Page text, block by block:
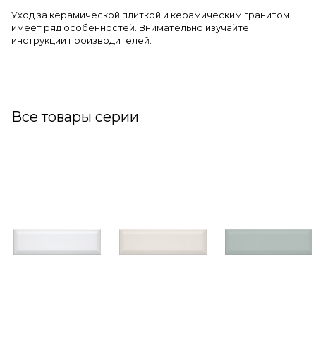
Уход за керамической плиткой и керамическим гранитом
имеет ряд особенностей. Внимательно изучайте
инструкции производителей.
Все товары серии